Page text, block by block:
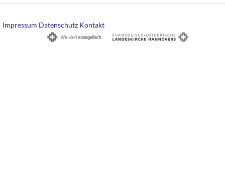
Impressum Datenschutz Kontakt